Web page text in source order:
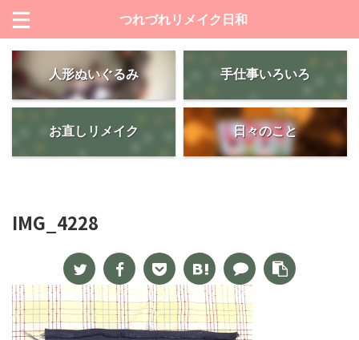
つれづれリメイク日和
人形ぬいぐるみ 手仕事いろいろ
お直しリメイク 日々のこと
IMG_4228